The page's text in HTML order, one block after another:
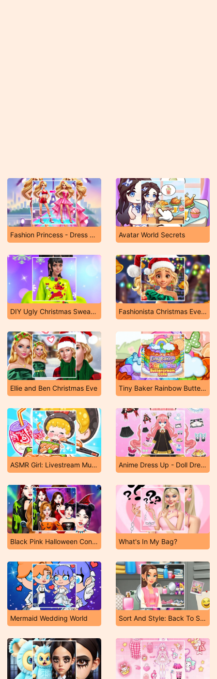
Fashion Princess - Dress Up for Girls Avatar World Secrets
DIY Ugly Christmas Sweater Fashionista Christmas Eve Party
Ellie and Ben Christmas Eve Tiny Baker Rainbow Buttercream Cake
ASMR Girl: Livestream Mukbang Anime Dress Up - Doll Dress Up
Black Pink Halloween Concert What's In My Bag?
Mermaid Wedding World Sort And Style: Back To School